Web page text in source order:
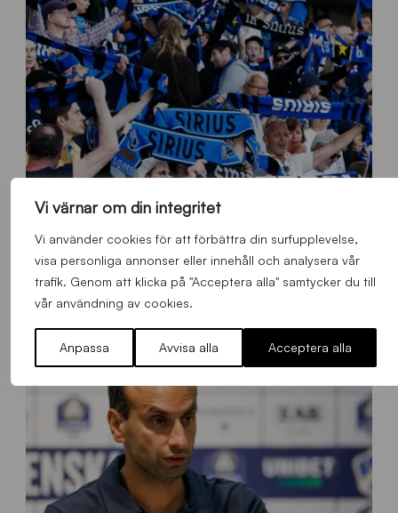
Vi värnar om din integritet
Vi använder cookies för att förbättra din surfupplevelse,
visa personliga annonser eller innehåll och analysera vår
trafik. Genom att klicka på "Acceptera alla" samtycker du till
vår användning av cookies.
Anpassa Avvisa alla Acceptera alla
t
2
0
2
6
Onsdag 5 Augusti 2026